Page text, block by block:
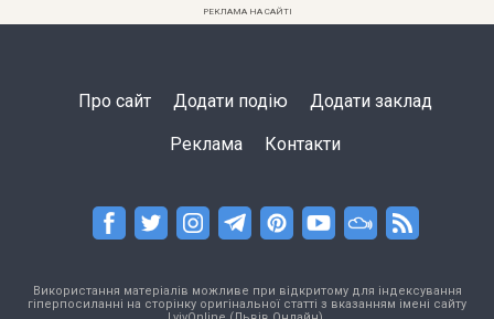
РЕКЛАМА НА САЙТІ
Про сайт Додати подію Додати заклад
Реклама Контакти
Використання матеріалів можливе при відкритому для індексування
гіперпосиланні на сторінку оригінальної статті з вказанням імені сайту